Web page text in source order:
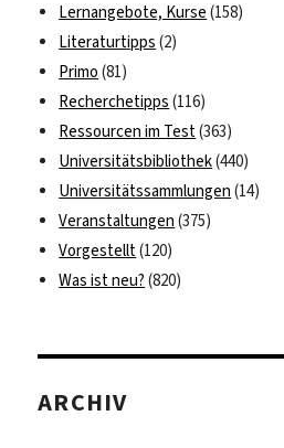
Lernangebote, Kurse (158)
Literaturtipps (2)
Primo (81)
Recherchetipps (116)
Ressourcen im Test(363)
Universitätsbibliothek(440)
Universitätssammlungen (14)
Veranstaltungen (375)
Vorgestellt(120)
Was ist neu? (820)
ARCHIV